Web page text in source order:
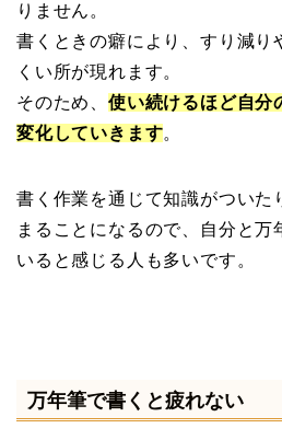
りません。
書くときの癖により、すり減り
くい所が現れます。
そのため、 使い続けるほど自分
変化していきます。
書く作業を通じて知識がついた
まることになるので、自分と万
いると感じる人も多いです。
万年筆で書くと疲れない